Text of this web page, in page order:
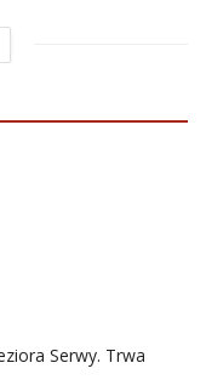
Serwy. Trwa